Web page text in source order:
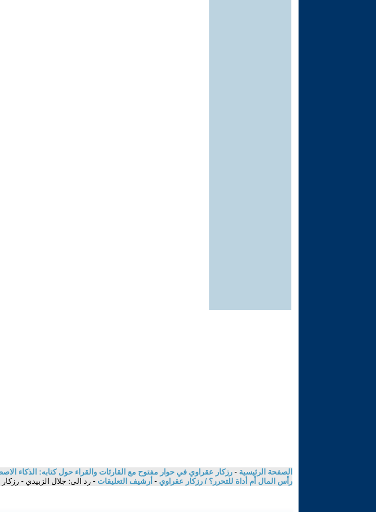
الصفحة الرئيسية - رزكار عقراوي في حوار مفتوح مع القارئات والقراء حول كتابه: الذكاء
رأس المال أم أداة للتحرر؟ / رزكار عقراوي - أرشيف التعليقات - رد الى: جلال الزبيدي -